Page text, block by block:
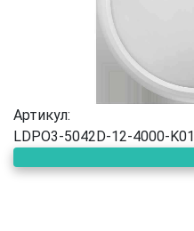
Артикул:
LDPO3-5042D-12-4000-K01